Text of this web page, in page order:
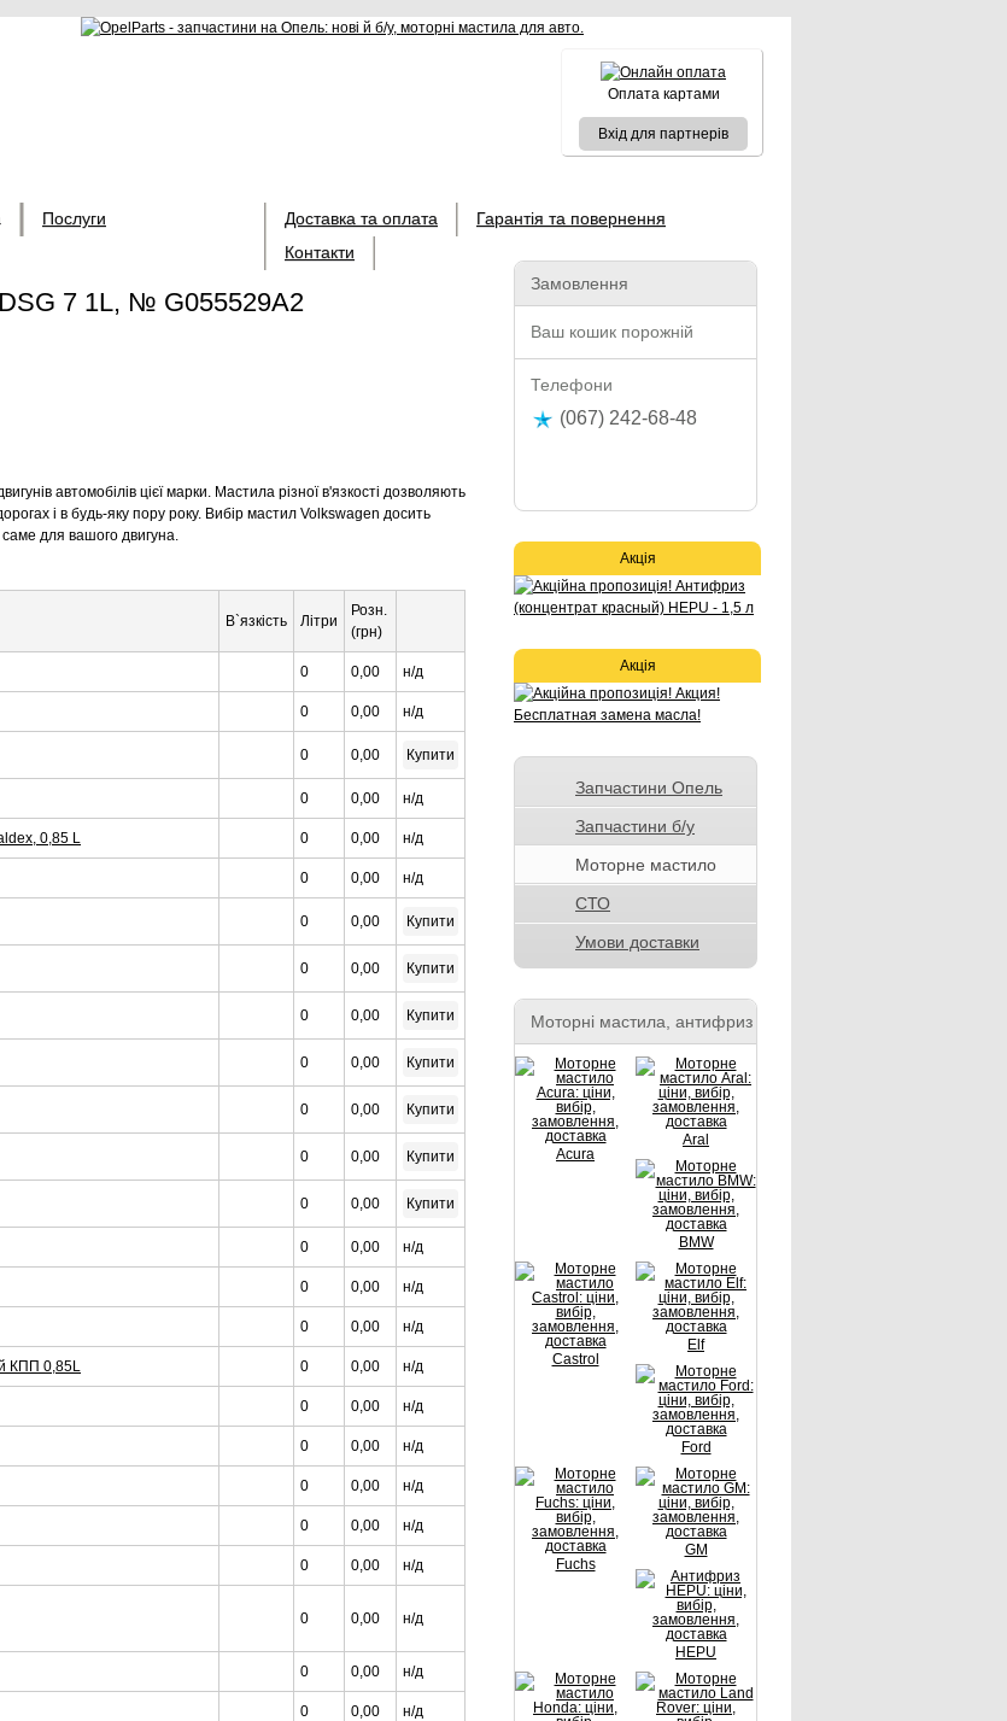
Оплата картами
Вхід для партнерів
Послуги Доставка та оплата
Гарантія та повернення
Контакти
7 1L, № G055529A2
автомобілів цієї марки. Мастила різної в'язкості дозволяють
і в будь-яку пору року. Вибір мастил Volkswagen досить
для вашого двигуна.
В`язкість Літри
Розн.
(грн)
0 0,00 н/д
0 0,00 н/д
0 0,00 Купити
0 0,00 н/д
0,85 L 0 0,00 н/д
0 0,00 н/д
0 0,00 Купити
0 0,00 Купити
0 0,00 Купити
0 0,00 Купити
0 0,00 Купити
0 0,00 Купити
0 0,00 Купити
0 0,00 н/д
0 0,00 н/д
0 0,00 н/д
КПП 0,85L 0 0,00 н/д
0 0,00 н/д
0 0,00 н/д
0 0,00 н/д
0 0,00 н/д
0 0,00 н/д
0 0,00 н/д
0 0,00 н/д
0 0,00 н/д
Замовлення
Ваш кошик порожній
Телефони
(067) 242-68-48
Акція
Акція
Запчастини Опель
Запчастини б/у
Моторне мастило
СТО
Умови доставки
Моторні мастила, антифриз
Acura
Aral
BMW
Castrol
Elf
Ford
Fuchs
GM
HEPU